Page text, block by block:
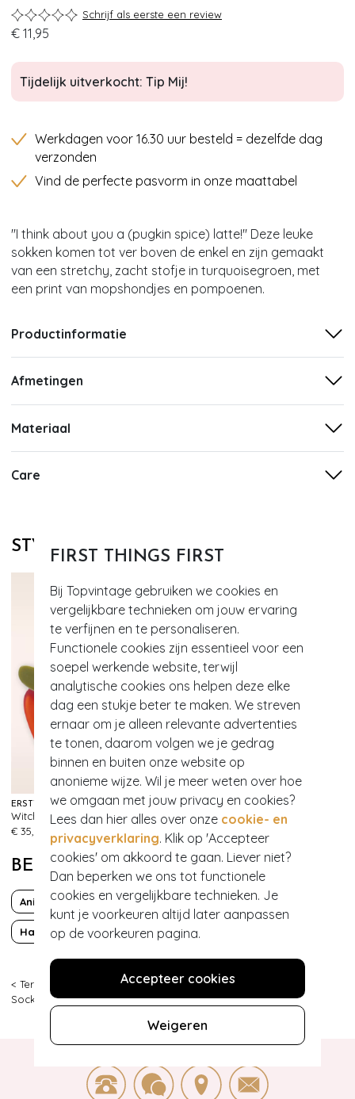
FIRST THINGS FIRST
Bij Topvintage gebruiken we cookies en
vergelijkbare technieken om jouw ervaring
te verfijnen en te personaliseren.
Functionele cookies zijn essentieel voor een
soepel werkende website, terwijl
analytische cookies ons helpen deze elke
dag een stukje beter te maken. We streven
ernaar om je alleen relevante advertenties
te tonen, daarom volgen we je gedrag
binnen en buiten onze website op
anonieme wijze. Wil je meer weten over hoe
we omgaan met jouw privacy en cookies?
Lees dan hier alles over onze cookie- en
privacyverklaring. Klik op 'Accepteer
cookies' om akkoord te gaan. Liever niet?
Dan beperken we ons tot functionele
cookies en vergelijkbare technieken. Je
kunt je voorkeuren altijd later aanpassen
op de voorkeuren pagina.
Accepteer cookies
Weigeren
Schrijf als eerste een review
€ 11,95
Tijdelijk uitverkocht: Tip Mij!
Werkdagen voor 16.30 uur besteld = dezelfde dag
verzonden
Vind de perfecte pasvorm in onze maattabel
''I think about you a (pugkin spice) latte!'' Deze leuke
sokken komen tot ver boven de enkel en zijn gemaakt
van een stretchy, zacht stofje in turquoisegroen, met
een print van mopshondjes en pompoenen.
Productinformatie
Afmetingen
Materiaal
Care
STYLE DIT MET
ERSTWILDER
Witch O'Lantern broche
€ 35,95
65
BEKIJK MEER VAN
Animals Fun
Halloween
< Terug >Ondermode >Kousjes & Sokken
Socksmith >1